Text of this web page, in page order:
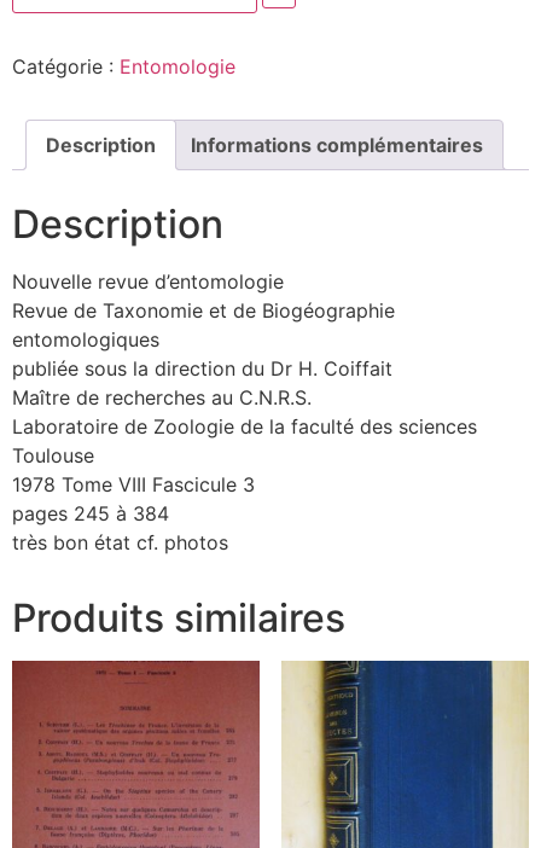
Catégorie : Entomologie
Description Informations complémentaires
Description
Nouvelle revue d’entomologie
Revue de Taxonomie et de Biogéographie
entomologiques
publiée sous la direction du Dr H. Coiffait
Maître de recherches au C.N.R.S.
Laboratoire de Zoologie de la faculté des sciences
Toulouse
1978 Tome VIII Fascicule 3
pages 245 à 384
très bon état cf. photos
Produits similaires